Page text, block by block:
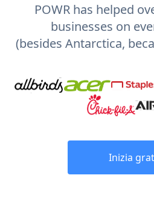
POWR has helped
businesses on
(besides Antarctica,
Inizia